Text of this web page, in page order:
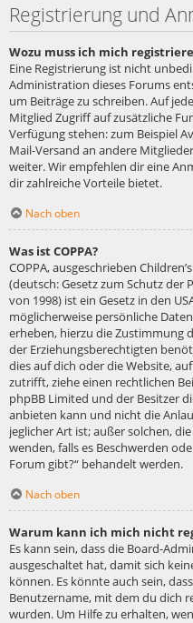
Registrierung und
Wozu muss ich mich
Eine Registrierung ist nicht
Administration dieses Forums
um Beiträge zu schreiben. Auf
Mitglied Zugriff auf zusätzliche
Verfügung stehen: zum Beispiel
Mail-Versand an andere
weiter. Wir empfehlen dir eine
dir zahlreiche Vorteile bietet.
Nach oben
Was ist COPPA?
COPPA, ausgeschrieben
(deutsch: Gesetz zum Schutz
von 1998) ist ein Gesetz in den
möglicherweise persönliche
erheben, hierzu die Zustimmung
der Erziehungsberechtigten
dies auf dich oder die Website,
zutrifft, ziehe einen rechtlichen
phpBB Limited und der Besitzer
anbieten kann und nicht die
jeglicher Art ist; außer solchen,
wenden, falls es Beschwerden
Forum gibt?“ behandelt werden.
Nach oben
Warum kann ich mich nicht
Es kann sein, dass die Board-
ausgeschaltet hat, damit sich
können. Es könnte auch sein,
Benutzername, mit dem du dich
wurden. Um Hilfe zu erhalten,